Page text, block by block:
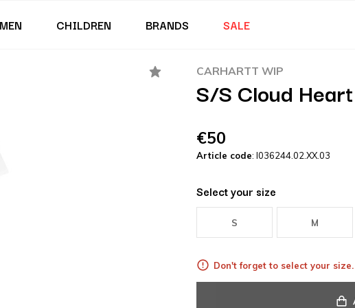
MEN CHILDREN BRANDS SALE
CARHARTT WIP
S/S Cloud
€50
Article code: I036244.02.XX.03
Select your size
S M
Don't forget to select your size.